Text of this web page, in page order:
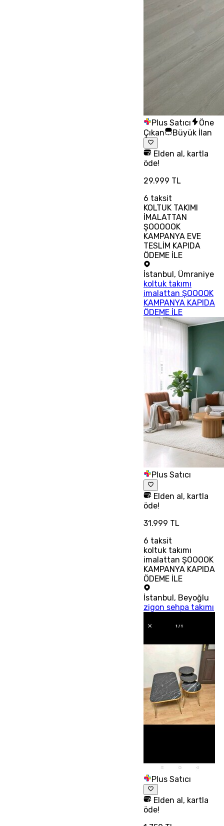
Plus Satıcı
Öne
Çıkan
Büyük İlan
Elden al, kartla
öde!
29.999 TL
6 taksit
KOLTUK TAKIMI
İMALATTAN
ŞOOOOOK
KAMPANYA EVE
TESLİM KAPIDA
ÖDEME İLE
İstanbul , Ümraniye
koltuk takımı
imalattan ŞOOOOK
KAMPANYA KAPIDA
ÖDEME İLE
Plus Satıcı
Elden al, kartla
öde!
31.999 TL
6 taksit
koltuk takımı
imalattan ŞOOOOK
KAMPANYA KAPIDA
ÖDEME İLE
İstanbul, Beyoğlu
zigon sehpa takımı
Plus Satıcı
Elden al, kartla
öde!